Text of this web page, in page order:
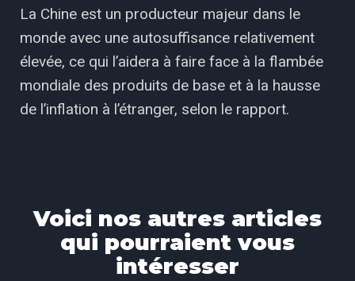
La Chine est un producteur majeur dans le
monde avec une autosuffisance relativement
élevée, ce qui l’aidera à faire face à la flambée
mondiale des produits de base et à la hausse
de l’inflation à l’étranger, selon le rapport.
Voici nos autres articles
qui pourraient vous
intéresser